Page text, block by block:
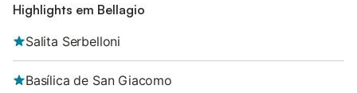
Highlights em Bellagio
Salita Serbelloni
Basílica de San Giacomo